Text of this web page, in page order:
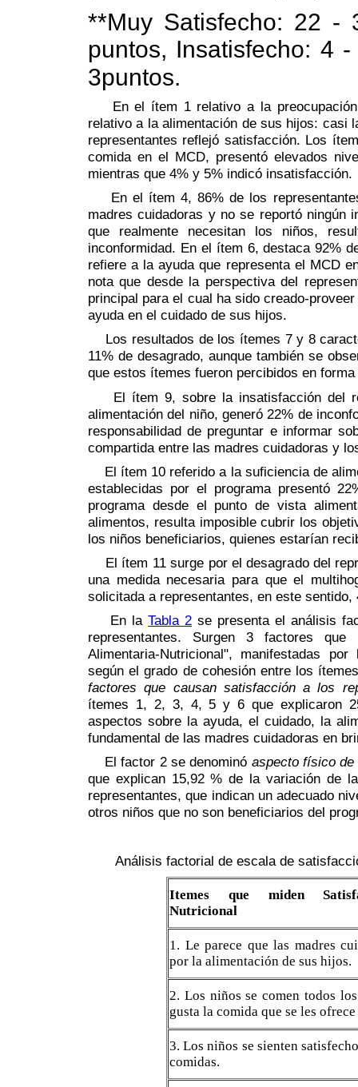
**Muy Satisfecho: 22 -
puntos, Insatisfecho: 4
3puntos.
En el ítem 1 relativo a la preocupación
relativo a la alimentación de sus hijos: casi
representantes reflejó satisfacción. Los
comida en el MCD, presentó elevados
mientras que 4% y 5% indicó insatisfacción.
En el ítem 4, 86% de los
madres cuidadoras y no se reportó ningún
que realmente necesitan los niños,
inconformidad. En el ítem 6, destaca 92%
refiere a la ayuda que representa el MCD
nota que desde la perspectiva del
principal para el cual ha sido creado-
ayuda en el cuidado de sus hijos.
Los resultados de los ítemes 7 y 8
11% de desagrado, aunque también se
que estos ítemes fueron percibidos en
El ítem 9, sobre la insatisfacción del
alimentación del niño, generó 22% de
responsabilidad de preguntar e informar
compartida entre las madres cuidadoras y
El ítem 10 referido a la suficiencia de
establecidas por el programa presentó
programa desde el punto de vista
alimentos, resulta imposible cubrir los
los niños beneficiarios, quienes estarían
El ítem 11 surge por el desagrado del
una medida necesaria para que el
solicitada a representantes, en este
En la Tabla 2 se presenta el análisis
representantes. Surgen 3 factores
Alimentaria-Nutricional", manifestadas
según el grado de cohesión entre los
factores que causan satisfacción a los
ítemes 1, 2, 3, 4, 5 y 6 que explicaron
aspectos sobre la ayuda, el cuidado, la
fundamental de las madres cuidadoras en
El factor 2 se denominó aspecto físico
que explican 15,92 % de la variación de
representantes, que indican un adecuado
otros niños que no son beneficiarios del
Análisis factorial de escala de
Itemes que miden
Nutricional
1. Le parece que las madres
por la alimentación de sus hijos.
2. Los niños se comen todos
gusta la comida que se les
3. Los niños se sienten
comidas.